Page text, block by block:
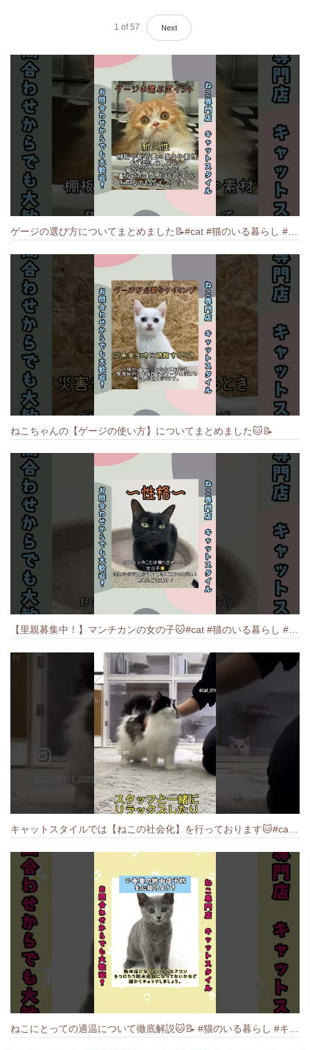
1 of 57 Next
ねこちゃんの【ゲージの使い方】についてまとめました️🐱📝
【里親募集中！】マンチカンの女の子🐱#cat #猫のいる暮らし #ねこ #munchkin #里親募集中